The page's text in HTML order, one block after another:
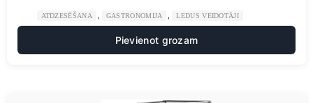
ATDZESĒŠANA GASTRONOMIJA LEDUS VEIDOTĀJI
Pievienot grozam